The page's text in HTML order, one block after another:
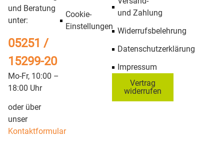
und Beratung
unter:
05251 /
15299-20
Mo-Fr, 10:00 –
18:00 Uhr
oder über
unser
Kontaktformular
Cookie-
Einstellungen
und Zahlung
Widerrufsbelehrung
Datenschutzerklärung
Impressum
Vertrag
widerrufen